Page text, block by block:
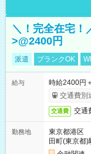
＼！完全在宅！
>@2400円
派遣 ブランクOK
給与
時給2400円
交通費別
交通費 交通
勤務地
東京都港区
田町(東京都